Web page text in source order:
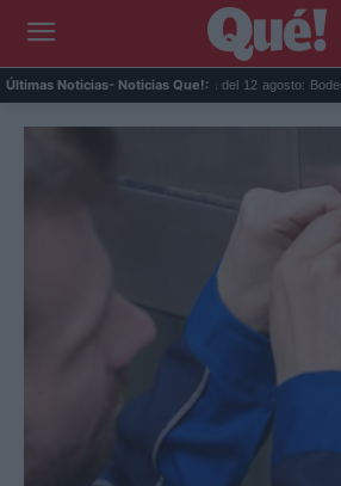
Últimas Noticias- Noticias Que!:
Eclipse solar en Cariñena del 12 agosto: Bodegas C...